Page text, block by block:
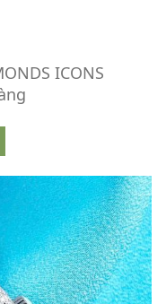
ICONS